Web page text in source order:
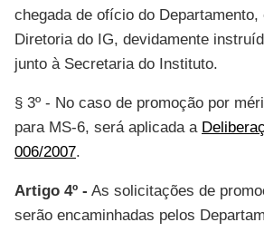
chegada de ofício do Departamento,
Diretoria do IG, devidamente
junto à Secretaria do Instituto.
§ 3º - No caso de promoção por
para MS-6, será aplicada a
006/2007.
Artigo 4º - As solicitações de
serão encaminhadas pelos